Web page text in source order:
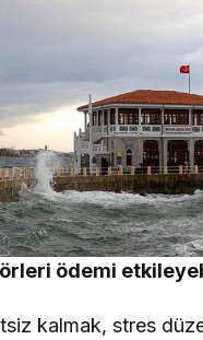
ödemi
kalmak, stres